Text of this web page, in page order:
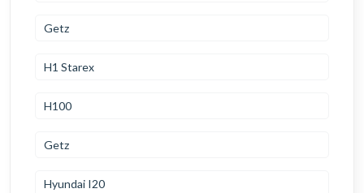
Getz
H1 Starex
H100
Getz
Hyundai I20